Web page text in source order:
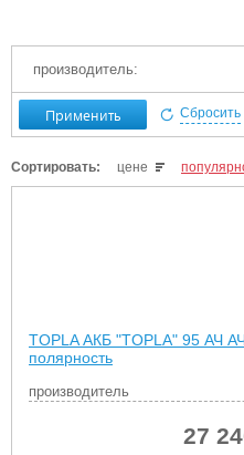
производитель:
Применить Сбросить
Сортировать: цене
TOPLA АКБ "TOPLA" 95 АЧ
полярность
производитель
27